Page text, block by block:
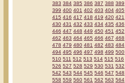
383 384 385 386 387 388 389
399 400 401 402 403 404 405
415 416 417 418 419 420 421
430 431 432 433 434 435 436
446 447 448 449 450 451 452
462 463 464 465 466 467 468
478 479 480 481 482 483 484
494 495 496 497 498 499 500
510 511 512 513 514 515 516
526 527 528 529 530 531 532
542 543 544 545 546 547 548
558 559 560 561 562 563 564